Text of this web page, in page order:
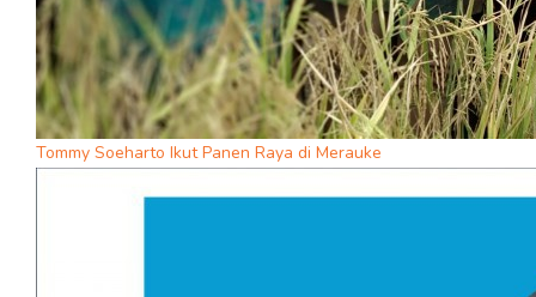
Tommy Soeharto Ikut Panen Raya di Merauke